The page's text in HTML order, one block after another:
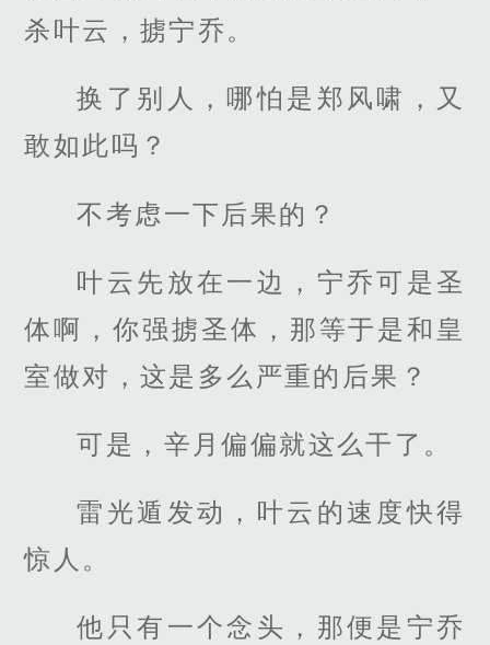
杀叶云，掳宁乔。
换了别人，哪怕是郑风啸，又
敢如此吗？
不考虑一下后果的？
叶云先放在一边，宁乔可是圣
体啊，你强掳圣体，那等于是和皇
室做对，这是多么严重的后果？
可是，辛月偏偏就这么干了。
雷光遁发动，叶云的速度快得
惊人。
他只有一个念头，那便是宁乔